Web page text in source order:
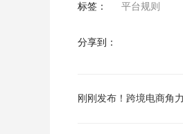
标签： 平台规则
分享到：
刚刚发布！跨境电商角